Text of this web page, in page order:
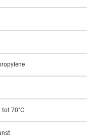
tot 70°C